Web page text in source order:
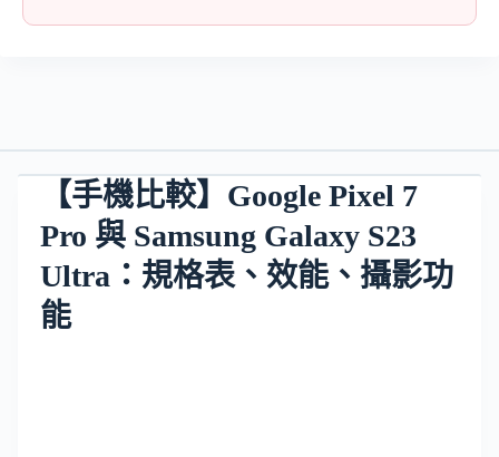
【手機比較】Google Pixel 7
Pro 與 Samsung Galaxy S23
Ultra：規格表、效能、攝影功
能